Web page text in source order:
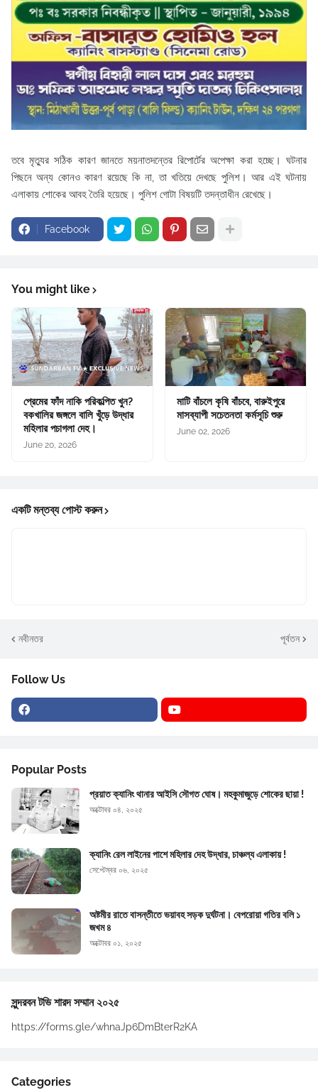
তবে মৃত্যুর সঠিক কারণ জানতে ময়নাতদন্তের রিপোর্টের অপেক্ষা করা হচ্ছে। ঘটনার
পিছনে অন্য কোনও কারণ রয়েছে কি না, তা খতিয়ে দেখছে পুলিশ। আর এই ঘটনায়
এলাকায় শোকের আবহ তৈরি হয়েছে। পুলিশ গোটা বিষয়টি তদন্তাধীন রেখেছে।
Facebook
You might like
প্রেমের ফাঁদ নাকি পরিকল্পিত খুন?
বকখালির জঙ্গলে বালি খুঁড়ে উদ্ধার
মহিলার পচাগলা দেহ।
June 20, 2026
মাটি বাঁচলে কৃষি বাঁচবে, বারুইপুরে
মাসব্যাপী সচেতনতা কর্মসূচি শুরু
June 02, 2026
একটি মন্তব্য পোস্ট করুন
নবীনতর পূর্বতন
Follow Us
Popular Posts
প্রয়াত ক্যানিং থানার আইসি সৌগত ঘোষ। মহকুমাজুড়ে শোকের ছায়া !
অক্টোবর ০৪, ২০২৫
ক্যানিং রেল লাইনের পাশে মহিলার দেহ উদ্ধার, চাঞ্চল্য এলাকায় !
সেপ্টেম্বর ০৬, ২০২৫
অষ্টমীর রাতে বাসন্তীতে ভয়াবহ সড়ক দুর্ঘটনা। বেপরোয়া গতির বলি ১
জখম ৪
অক্টোবর ০১, ২০২৫
সুন্দরবন টভি শারদ সম্মান ২০২৫
https://forms.gle/whnaJp6DmBterR2KA
Categories